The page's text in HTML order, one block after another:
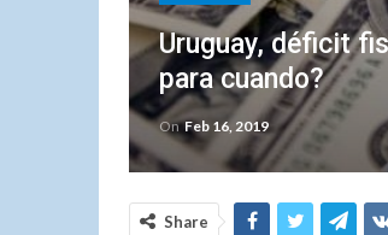
Uruguay, déficit
para cuando?
OnFeb 16, 2019
Share